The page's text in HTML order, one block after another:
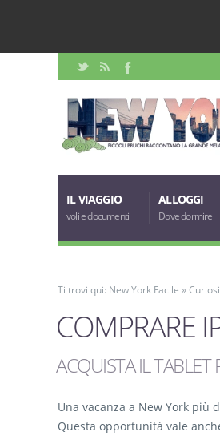
IL VIAGGIO
voli e documenti
ALLOGGI
Dove dormire
Ti trovi qui: New York Facile »
COMPRARE
ACQUISTA IL TABLET
Una vacanza a New York più
Questa opportunità vale